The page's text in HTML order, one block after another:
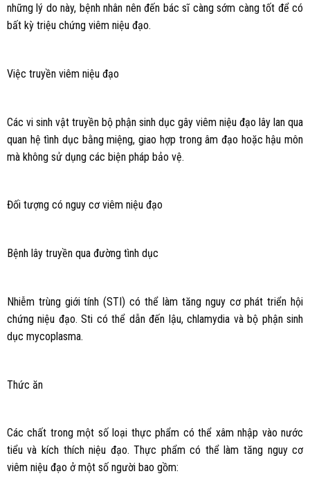
những lý do này, bệnh nhân nên đến bác sĩ càng sớm càng tốt để có
bất kỳ triệu chứng viêm niệu đạo.
Việc truyền viêm niệu đạo
Các vi sinh vật truyền bộ phận sinh dục gây viêm niệu đạo lây lan qua
quan hệ tình dục bằng miệng, giao hợp trong âm đạo hoặc hậu môn
mà không sử dụng các biện pháp bảo vệ.
Đối tượng có nguy cơ viêm niệu đạo
Bệnh lây truyền qua đường tình dục
Nhiễm trùng giới tính (STI) có thể làm tăng nguy cơ phát triển hội
chứng niệu đạo. Sti có thể dẫn đến lậu, chlamydia và bộ phận sinh
dục mycoplasma.
Thức ăn
Các chất trong một số loại thực phẩm có thể xâm nhập vào nước
tiểu và kích thích niệu đạo. Thực phẩm có thể làm tăng nguy cơ
viêm niệu đạo ở một số người bao gồm: